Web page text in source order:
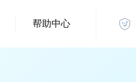
帮助中心